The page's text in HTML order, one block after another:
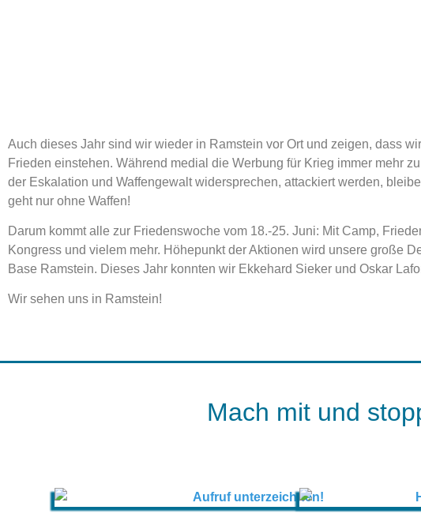
Auch dieses Jahr sind wir wieder in Ramstein vor Ort und zeigen, dass
Frieden einstehen. Während medial die Werbung für Krieg immer mehr
der Eskalation und Waffengewalt widersprechen, attackiert werden,
geht nur ohne Waffen!
Darum kommt alle zur Friedenswoche vom 18.-25. Juni: Mit Camp,
Kongress und vielem mehr. Höhepunkt der Aktionen wird unsere große
Base Ramstein. Dieses Jahr konnten wir Ekkehard Sieker und Oskar
Wir sehen uns in Ramstein!
Mach mit und